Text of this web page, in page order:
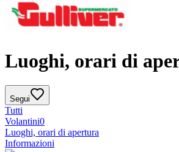
Luoghi, orari di
Segui
Tutti
Volantini0
Luoghi, orari di apertura
Informazioni